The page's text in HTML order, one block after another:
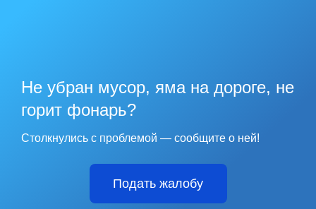
Не убран мусор, яма на дороге, не
горит фонарь?
Столкнулись с проблемой — сообщите о ней!
Подать жалобу